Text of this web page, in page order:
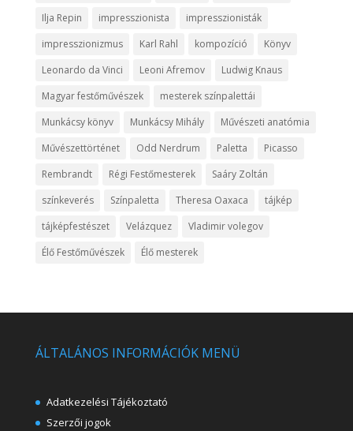
Ilja Repin
impresszionista
impresszionisták
impresszionizmus
Karl Rahl kompozíció
Könyv
Leonardo da Vinci
Leoni Afremov
Ludwig Knaus
Magyar festőművészek
mesterek színpalettái
Munkácsy könyv
Munkácsy Mihály
Művészeti anatómia
Művészettörténet
Odd Nerdrum Paletta
Picasso
Rembrandt
Régi Festőmesterek
Saáry Zoltán
színkeverés
Színpaletta Theresa Oaxaca
tájkép
tájképfestészet
Velázquez
Vladimir volegov
Élő Festőművészek
Élő mesterek
ÁLTALÁNOS INFORMÁCIÓK MENÜ
Adatkezelési Tájékoztató
Szerzői jogok